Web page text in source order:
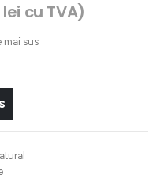
lei cu TVA)
mai sus